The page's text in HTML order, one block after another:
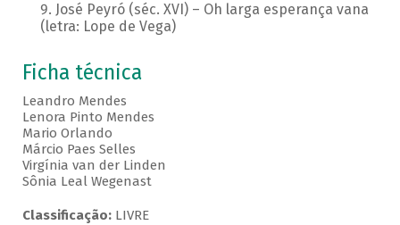
José Peyró (séc. XVI) – Oh larga esperança vana
(letra: Lope de Vega)
Ficha técnica
Leandro Mendes
Lenora Pinto Mendes
Mario Orlando
Márcio Paes Selles
Virgínia van der Linden
Sônia Leal Wegenast
Classificação:LIVRE